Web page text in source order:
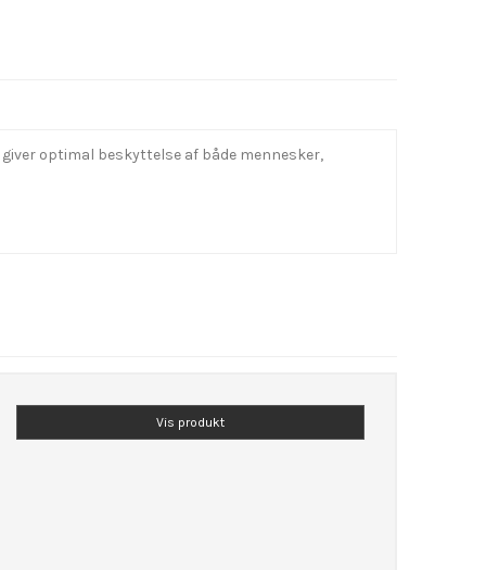
optimal beskyttelse af både mennesker,
Vis produkt